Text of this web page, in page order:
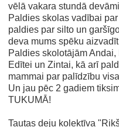
vēlā vakara stundā
Paldies skolas vadībai
paldies par silto un
deva mums spēku
Paldies skolotājām
Edītei un Zintai, kā arī
mammai par palīdzību
Un jau pēc 2 gadiem
TUKUMĀ!
Tautas deju kolektīva